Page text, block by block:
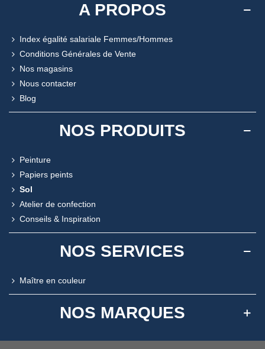
A PROPOS
Index égalité salariale Femmes/Hommes
Conditions Générales de Vente
Nos magasins
Nous contacter
Blog
NOS PRODUITS
Peinture
Papiers peints
Sol
Atelier de confection
Conseils & Inspiration
NOS SERVICES
Maître en couleur
NOS MARQUES